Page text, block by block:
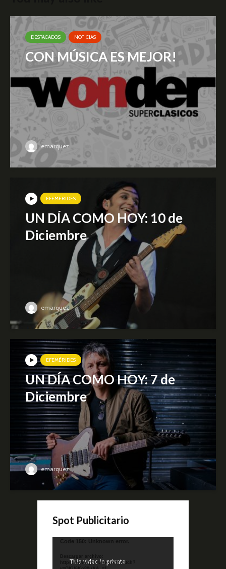
DESTACADOS NOTICIAS
CON MÚSICA ES MEJOR!
emarquez
EFEMÉRIDES
UN DÍA COMO HOY: 10 de
Diciembre
emarquez
EFEMÉRIDES
UN DÍA COMO HOY: 7 de
Diciembre
emarquez
Spot Publicitario
Reproductor
video
Code 150: Unknown error.
Descargar archivo:
https://www.youtube.com/watch?